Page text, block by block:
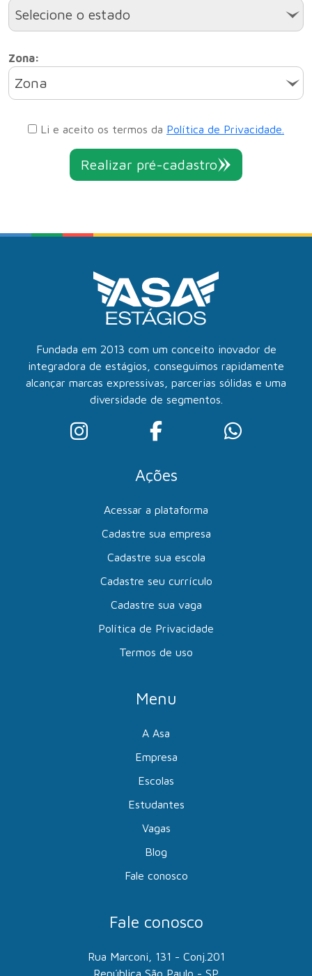
Selecione o estado
Zona:
Zona
Li e aceito os termos da Política de Privacidade.
Realizar pré-cadastro
Fundada em 2013 com um conceito inovador de
integradora de estágios, conseguimos rapidamente
alcançar marcas expressivas, parcerias sólidas e uma
diversidade de segmentos.
Ações
Acessar a plataforma
Cadastre sua empresa
Cadastre sua escola
Cadastre seu currículo
Cadastre sua vaga
Política de Privacidade
Termos de uso
Menu
A Asa
Empresa
Escolas
Estudantes
Vagas
Blog
Fale conosco
Fale conosco
Rua Marconi, 131 - Conj.201
República São Paulo - SP